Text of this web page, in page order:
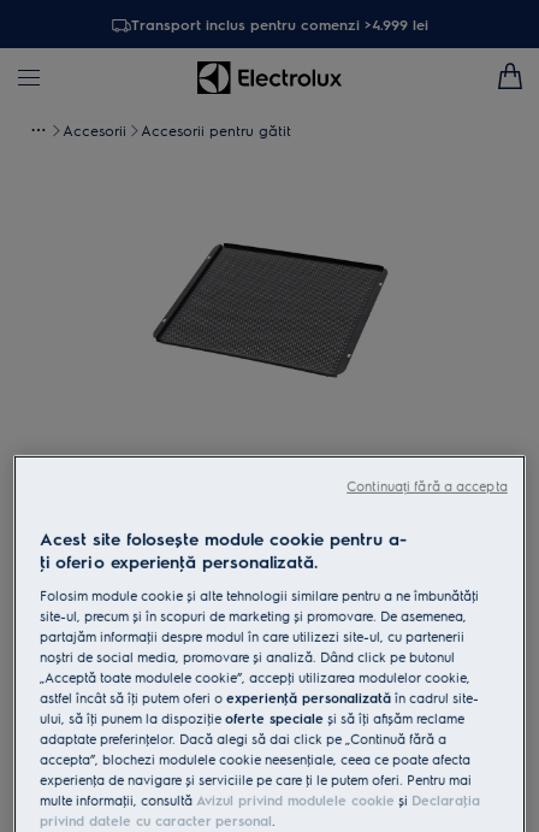
Transport inclus pentru comenzi >4.999 lei
Accesorii Accesorii pentru gătit
E1OOEC02
Tavă pentru produse de patiserie
1 (1)
Beneficii
Flux de aer și umiditate optime pentru o cruste extra crocante.*
Flux de aer și umiditate optime pentru o cruste extra crocante.*
Produse de patiserie coapte uniform, mereu delicioase. Tavă
perforată pentru preparate coapte uniform.
Acest site folosește module cookie pentru a-
ţi oferi o experienţă personalizată.
Folosim module cookie și alte tehnologii similare pentru a ne îmbunătăţi
site-ul, precum și în scopuri de marketing și promovare. De asemenea,
partajăm informaţii despre modul în care utilizezi site-ul, cu partenerii
noștri de social media, promovare și analiză. Dând click pe butonul
„Acceptă toate modulele cookie”, accepţi utilizarea modulelor cookie,
astfel încât să îţi putem oferi oexperienţă personalizată în cadrul site-
ului, să îţi punem la dispoziţieoferte speciale și să îţi afișăm reclame
adaptate preferinţelor. Dacă alegi să dai click pe „Continuă fără a
accepta”, blochezi modulele cookie neesenţiale, ceea ce poate afecta
experienţa de navigare și serviciile pe care ţi le putem oferi. Pentru mai
multe informaţii, consultăAvizul privind modulele cookie și Declaraţia
privind datele cu caracter personal.
Continuați fără a accepta